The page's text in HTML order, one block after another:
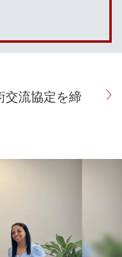
交流協定を締